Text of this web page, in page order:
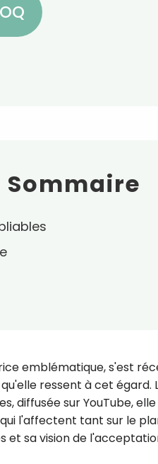
Sommaire
emblématique, s'est
ressent à cet égard.
diffusée sur YouTube,
l'affectent tant sur le
et sa vision de